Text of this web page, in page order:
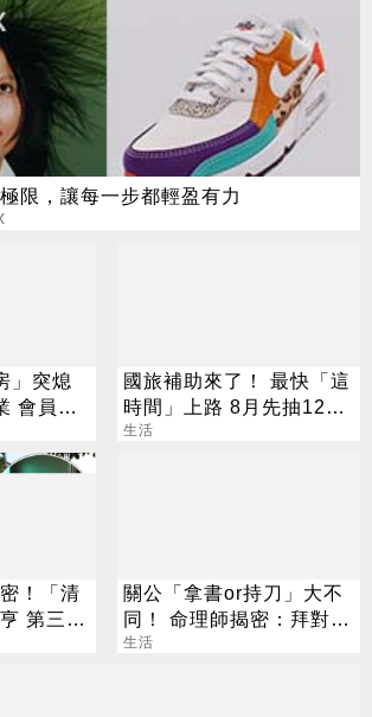
限，讓每一步都輕盈有力
」突熄
會員退
國旅補助來了！ 最快「這
時間」上路 8月先抽1200
元住宿金
生活
！「清
第三代
關公「拿書or持刀」大不
同！ 命理師揭密：拜對大
加分、拜錯恐虧本
生活